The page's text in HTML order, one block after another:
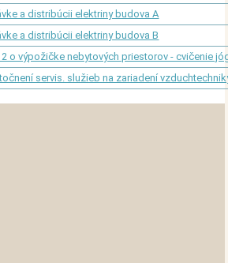
a distribúcii elektriny budova A
a distribúcii elektriny budova B
o výpožičke nebytových priestorov - cvičenie
servis. služieb na zariadení